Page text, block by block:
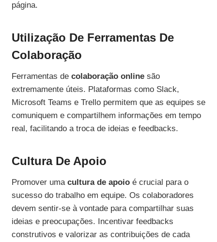
página.
Utilização De Ferramentas De
Colaboração
Ferramentas de colaboração online são
extremamente úteis. Plataformas como Slack,
Microsoft Teams e Trello permitem que as equipes se
comuniquem e compartilhem informações em tempo
real, facilitando a troca de ideias e feedbacks.
Cultura De Apoio
Promover uma cultura de apoio é crucial para o
sucesso do trabalho em equipe. Os colaboradores
devem sentir-se à vontade para compartilhar suas
ideias e preocupações. Incentivar feedbacks
construtivos e valorizar as contribuições de cada